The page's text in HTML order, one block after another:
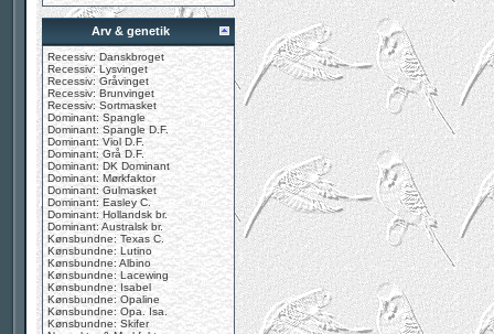
Arv & genetik
Recessiv: Danskbroget
Recessiv: Lysvinget
Recessiv: Gråvinget
Recessiv: Brunvinget
Recessiv: Sortmasket
Dominant: Spangle
Dominant: Spangle D.F.
Dominant: Viol D.F.
Dominant: Grå D.F.
Dominant: DK Dominant
Dominant: Mørkfaktor
Dominant: Gulmasket
Dominant: Easley C.
Dominant: Hollandsk br.
Dominant: Australsk br.
Kønsbundne: Texas C.
Kønsbundne: Lutino
Kønsbundne: Albino
Kønsbundne: Lacewing
Kønsbundne: Isabel
Kønsbundne: Opaline
Kønsbundne: Opa. Isa.
Kønsbundne: Skifer